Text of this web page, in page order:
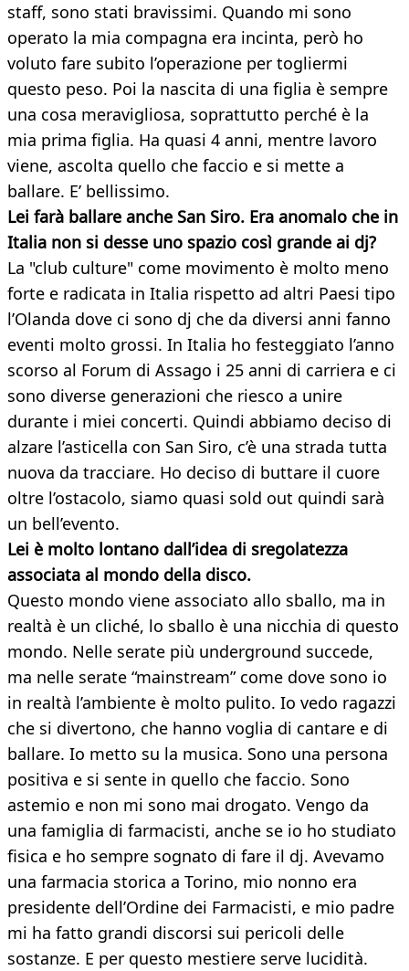
staff, sono stati bravissimi. Quando mi sono
operato la mia compagna era incinta, però ho
voluto fare subito l’operazione per togliermi
questo peso. Poi la nascita di una figlia è sempre
una cosa meravigliosa, soprattutto perché è la
mia prima figlia. Ha quasi 4 anni, mentre lavoro
viene, ascolta quello che faccio e si mette a
ballare. E’ bellissimo.
Lei farà ballare anche San Siro. Era anomalo che in
Italia non si desse uno spazio così grande ai dj?
La "club culture" come movimento è molto meno
forte e radicata in Italia rispetto ad altri Paesi tipo
l’Olanda dove ci sono dj che da diversi anni fanno
eventi molto grossi. In Italia ho festeggiato l’anno
scorso al Forum di Assago i 25 anni di carriera e ci
sono diverse generazioni che riesco a unire
durante i miei concerti. Quindi abbiamo deciso di
alzare l’asticella con San Siro, c’è una strada tutta
nuova da tracciare. Ho deciso di buttare il cuore
oltre l’ostacolo, siamo quasi sold out quindi sarà
un bell’evento.
Lei è molto lontano dall’idea di sregolatezza
associata al mondo della disco.
Questo mondo viene associato allo sballo, ma in
realtà è un cliché, lo sballo è una nicchia di questo
mondo. Nelle serate più underground succede,
ma nelle serate “mainstream” come dove sono io
in realtà l’ambiente è molto pulito. Io vedo ragazzi
che si divertono, che hanno voglia di cantare e di
ballare. Io metto su la musica. Sono una persona
positiva e si sente in quello che faccio. Sono
astemio e non mi sono mai drogato. Vengo da
una famiglia di farmacisti, anche se io ho studiato
fisica e ho sempre sognato di fare il dj. Avevamo
una farmacia storica a Torino, mio nonno era
presidente dell’Ordine dei Farmacisti, e mio padre
mi ha fatto grandi discorsi sui pericoli delle
sostanze. E per questo mestiere serve lucidità.